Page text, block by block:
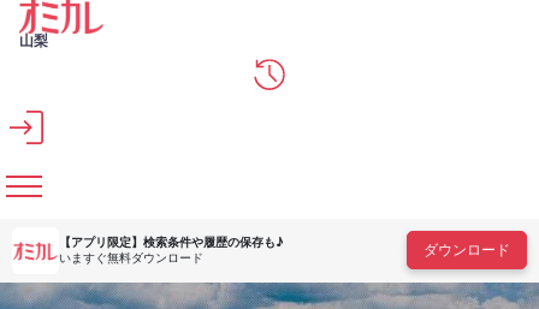
メインコンテンツへスキップ
山梨
【アプリ限定】 検索条件や履歴の保存も♪
いますぐ無料ダウンロード
ダウンロード